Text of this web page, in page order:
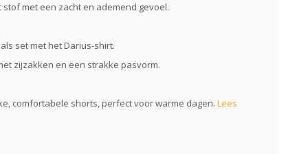
stof met een zacht en ademend gevoel.
set met het Darius-shirt.
zijzakken en een strakke pasvorm.
comfortabele shorts, perfect voor warme dagen. Lees